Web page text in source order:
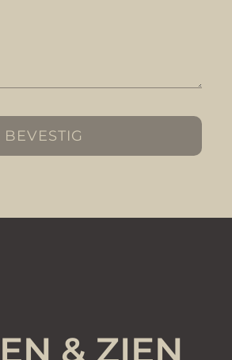
BEVESTIG
& ZIEN